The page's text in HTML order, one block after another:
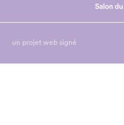
un projet web signé